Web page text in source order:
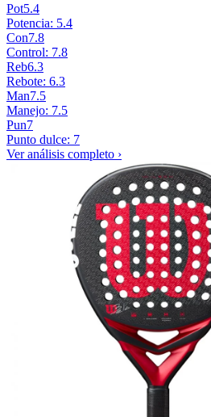
Pot5.4
Potencia: 5.4
Con7.8
Control: 7.8
Reb6.3
Rebote: 6.3
Man7.5
Manejo: 7.5
Pun7
Punto dulce: 7
Ver análisis completo ›